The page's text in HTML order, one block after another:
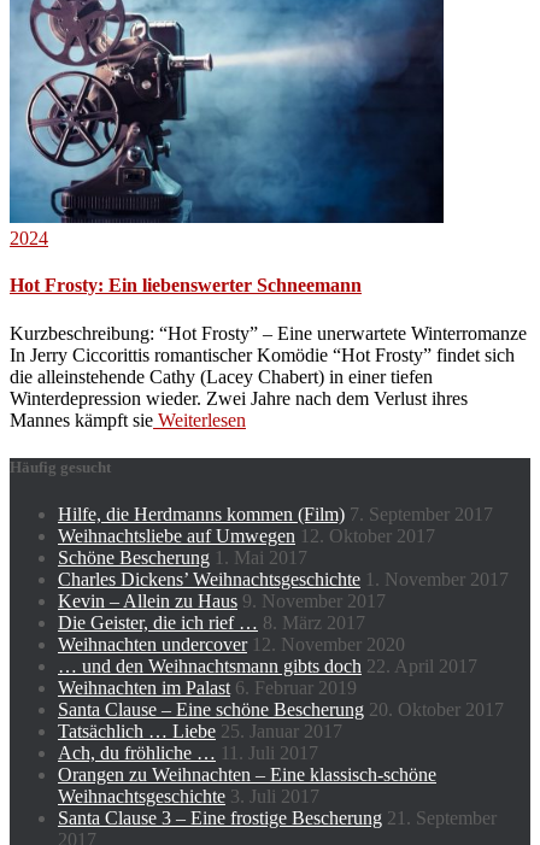
2024
Hot Frosty: Ein liebenswerter Schneemann
Kurzbeschreibung: “Hot Frosty” – Eine unerwartete Winterromanze
In Jerry Ciccorittis romantischer Komödie “Hot Frosty” findet sich
die alleinstehende Cathy (Lacey Chabert) in einer tiefen
Winterdepression wieder. Zwei Jahre nach dem Verlust ihres
Mannes kämpft sie Weiterlesen
Häufig gesucht
Hilfe, die Herdmanns kommen (Film) 7. September 2017
Weihnachtsliebe auf Umwegen 12. Oktober 2017
Schöne Bescherung 1. Mai 2017
Charles Dickens’ Weihnachtsgeschichte 1. November 2017
Kevin – Allein zu Haus 9. November 2017
Die Geister, die ich rief … 8. März 2017
Weihnachten undercover 12. November 2020
… und den Weihnachtsmann gibts doch 22. April 2017
Weihnachten im Palast 6. Februar 2019
Santa Clause – Eine schöne Bescherung 20. Oktober 2017
Tatsächlich … Liebe 25. Januar 2017
Ach, du fröhliche … 11. Juli 2017
Orangen zu Weihnachten – Eine klassisch-schöne
Weihnachtsgeschichte 3. Juli 2017
Santa Clause 3 – Eine frostige Bescherung 21. September
2017